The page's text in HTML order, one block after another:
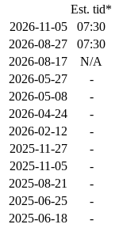
Est. tid*
2026-11-05
07:30
2026-08-27
07:30
2026-08-17
N/A
2026-05-27
-
2026-05-08
-
2026-04-24
-
2026-02-12
-
2025-11-27
-
2025-11-05
-
2025-08-21
-
2025-06-25
-
2025-06-18
-